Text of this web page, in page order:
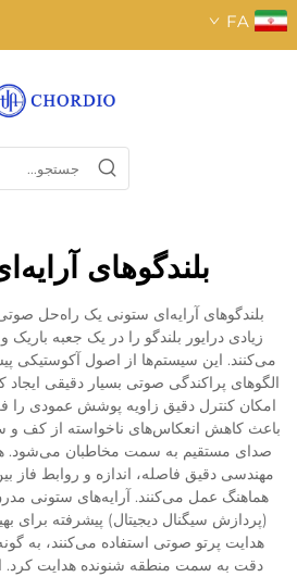
FA
بلندگوهای
بلندگوهای آرایه‌ای ستونی یک راه‌حل
زیادی درایور بلندگو را در یک جعبه
می‌کنند. این سیستم‌ها از اصول آکوستیکی
الگوهای پراکندگی صوتی بسیار دقیقی ایجاد
امکان کنترل دقیق زاویه پوشش عمودی را
باعث کاهش انعکاس‌های ناخواسته از کف
صدای مستقیم به سمت مخاطبان می‌شود. هر
مهندسی دقیق فاصله، اندازه و روابط فاز
(پردازش سیگنال دیجیتال) پیشرفته برای
هدایت پرتو صوتی استفاده می‌کنند، به
دقت به سمت منطقه شنونده هدایت کرد.